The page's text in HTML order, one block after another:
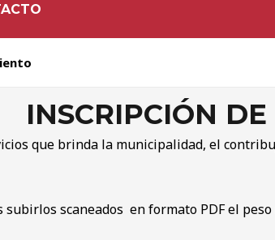
INSCRIPCIÓN
que brinda la municipalidad, el
scaneados en formato PDF el peso